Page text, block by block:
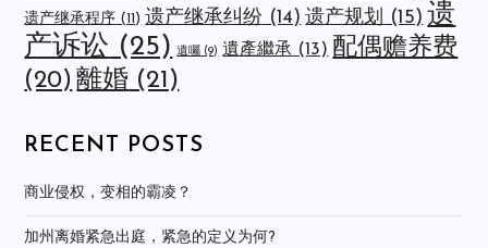
遗产继承程序 (11) 遗产继承纠纷 (14) 遗产规划 (15) 遗
产诉讼 (25) 遺囑 (9) 遺產繼承 (13) 配偶赡养费
(20) 離婚 (21)
RECENT POSTS
商业侵权，变相的霸凌？
加州离婚紧急出庭，紧急的定义为何?